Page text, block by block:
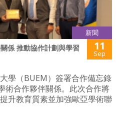
新聞
係 推動協作計劃與學習
11
Sep
學（BUEM）簽署合作備忘錄
術合作夥伴關係。此次合作將
升教育質素並加強歐亞學術聯